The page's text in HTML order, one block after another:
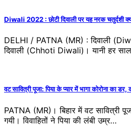
Diwali 2022 : छोटी दिवाली पर यह नरक चतुर्दशी
DELHI / PATNA (MR) : दिवाली
दिवाली (Chhoti Diwali)। यानी हर
वट सावित्री पूजा: पिया के प्यार में भागा कोरोना का
PATNA (MR)। बिहार में वट सावित्री
गयी। विवाहितों ने पिया की लंबी उम्र…